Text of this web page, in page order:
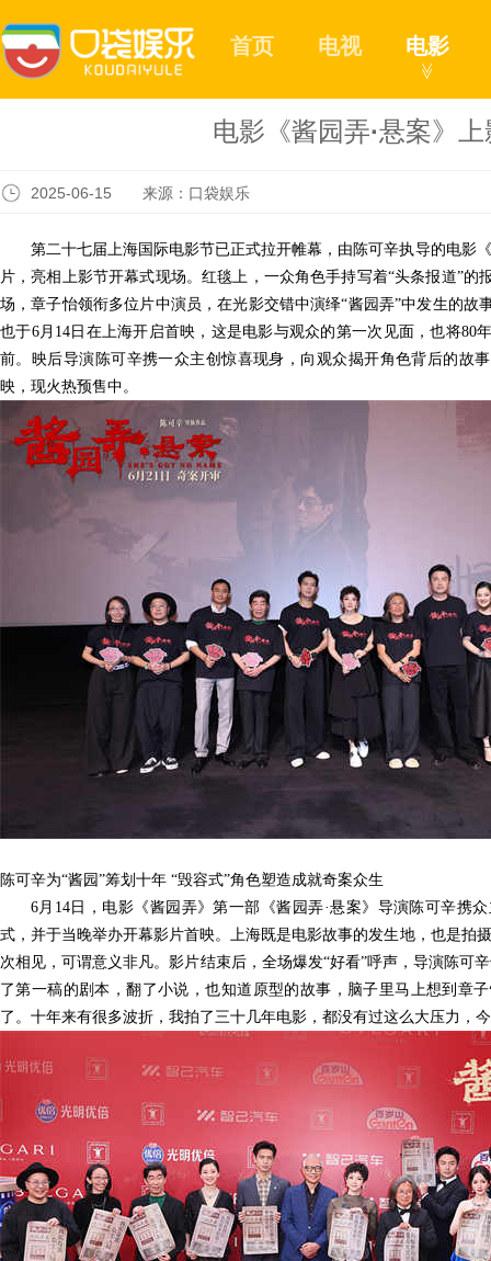
首页 电视 电影
≫
电影《酱园弄·悬案》
2025-06-15 来源：口袋娱乐
第二十七届上海国际电影节已正式拉开帷幕，由陈可辛执导的电影
片，亮相上影节开幕式现场。红毯上，一众角色手持写着“头条报道”的
场，章子怡领衔多位片中演员，在光影交错中演绎“酱园弄”中发生的故
也于6月14日在上海开启首映 ， 这是电影与观众的第一次见面，也将80
前。映后导演陈可辛携一众主创惊喜现身，向观众揭开角色背后的故
映，现火热预售中。
陈可辛为“酱园”筹划十年 “毁容式”角色塑造成就奇案众生
6月14日，电影《酱园弄》第一部《酱园弄·悬案》导演陈可辛携
式，并于当晚举办开幕影片首映。上海既是电影故事的发生地，也是拍
次相见，可谓意义非凡。影片结束后，全场爆发“好看”呼声，导演陈可
了第一稿的剧本，翻了小说，也知道原型的故事，脑子里马上想到章
了。十年来有很多波折，我拍了三十几年电影，都没有过这么大压力，